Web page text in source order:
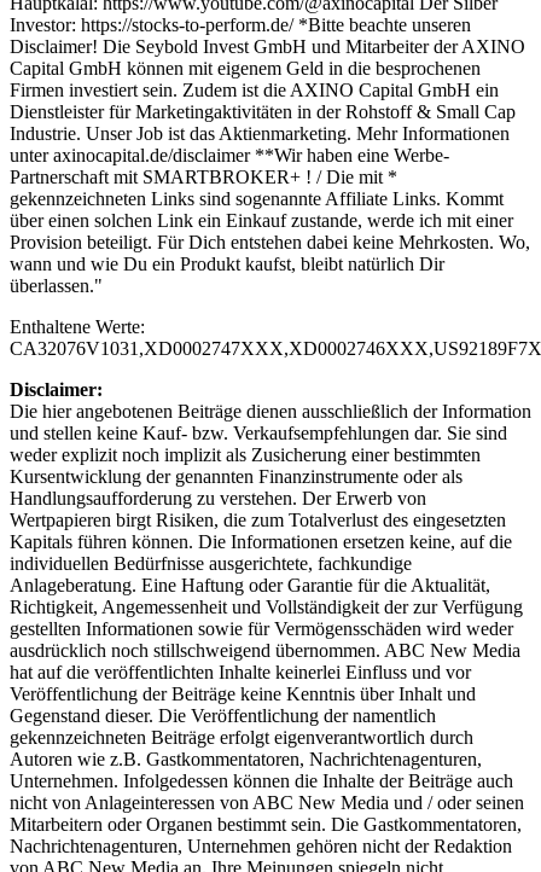
Investor: https://stocks-to-perform.de/ *Bitte beachte unseren
Disclaimer! Die Seybold Invest GmbH und Mitarbeiter der AXINO
Capital GmbH können mit eigenem Geld in die besprochenen
Firmen investiert sein. Zudem ist die AXINO Capital GmbH ein
Dienstleister für Marketingaktivitäten in der Rohstoff & Small Cap
Industrie. Unser Job ist das Aktienmarketing. Mehr Informationen
unter axinocapital.de/disclaimer **Wir haben eine Werbe-
Partnerschaft mit SMARTBROKER+ ! / Die mit *
gekennzeichneten Links sind sogenannte Affiliate Links. Kommt
über einen solchen Link ein Einkauf zustande, werde ich mit einer
Provision beteiligt. Für Dich entstehen dabei keine Mehrkosten. Wo,
wann und wie Du ein Produkt kaufst, bleibt natürlich Dir
überlassen."
Enthaltene Werte:
Disclaimer:
Die hier angebotenen Beiträge dienen ausschließlich der Information
und stellen keine Kauf- bzw. Verkaufsempfehlungen dar. Sie sind
weder explizit noch implizit als Zusicherung einer bestimmten
Kursentwicklung der genannten Finanzinstrumente oder als
Handlungsaufforderung zu verstehen. Der Erwerb von
Wertpapieren birgt Risiken, die zum Totalverlust des eingesetzten
Kapitals führen können. Die Informationen ersetzen keine, auf die
individuellen Bedürfnisse ausgerichtete, fachkundige
Anlageberatung. Eine Haftung oder Garantie für die Aktualität,
Richtigkeit, Angemessenheit und Vollständigkeit der zur Verfügung
gestellten Informationen sowie für Vermögensschäden wird weder
ausdrücklich noch stillschweigend übernommen. ABC New Media
hat auf die veröffentlichten Inhalte keinerlei Einfluss und vor
Veröffentlichung der Beiträge keine Kenntnis über Inhalt und
Gegenstand dieser. Die Veröffentlichung der namentlich
gekennzeichneten Beiträge erfolgt eigenverantwortlich durch
Autoren wie z.B. Gastkommentatoren, Nachrichtenagenturen,
Unternehmen. Infolgedessen können die Inhalte der Beiträge auch
nicht von Anlageinteressen von ABC New Media und / oder seinen
Mitarbeitern oder Organen bestimmt sein. Die Gastkommentatoren,
Nachrichtenagenturen, Unternehmen gehören nicht der Redaktion
von ABC New Media an. Ihre Meinungen spiegeln nicht